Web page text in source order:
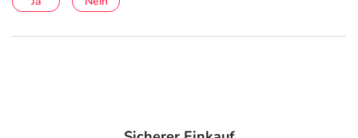
Anwendung sollte nur nach Rücksprache mit einem